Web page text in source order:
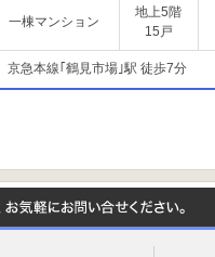
一棟マンション
地上5階
15戸
京急本線｢鶴見市場｣駅 徒歩7分